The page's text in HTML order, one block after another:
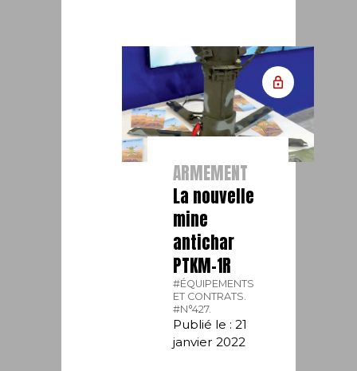
ARMEMENT
La nouvelle
mine
antichar
PTKM-1R
#ÉQUIPEMENTS
ET CONTRATS.
#N°427.
Publié le : 21
janvier 2022